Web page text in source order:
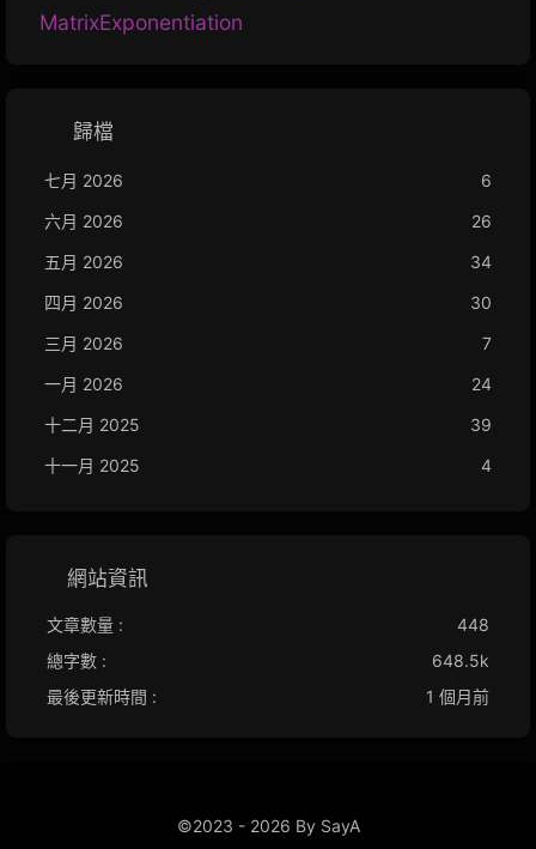
MatrixExponentiation
歸檔
七月 2026
6
六月 2026
26
五月 2026
34
四月 2026
30
三月 2026
7
一月 2026
24
十二月 2025
39
十一月 2025
4
網站資訊
文章數量 :
448
總字數 :
648.5k
最後更新時間 :
1 個月前
©2023 - 2026 By SayA